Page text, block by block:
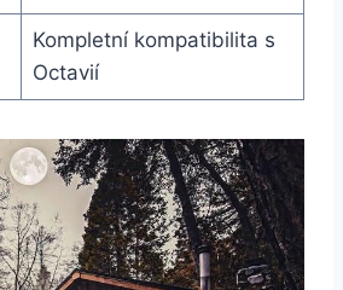
Kompletní kompatibilita s
Octavií